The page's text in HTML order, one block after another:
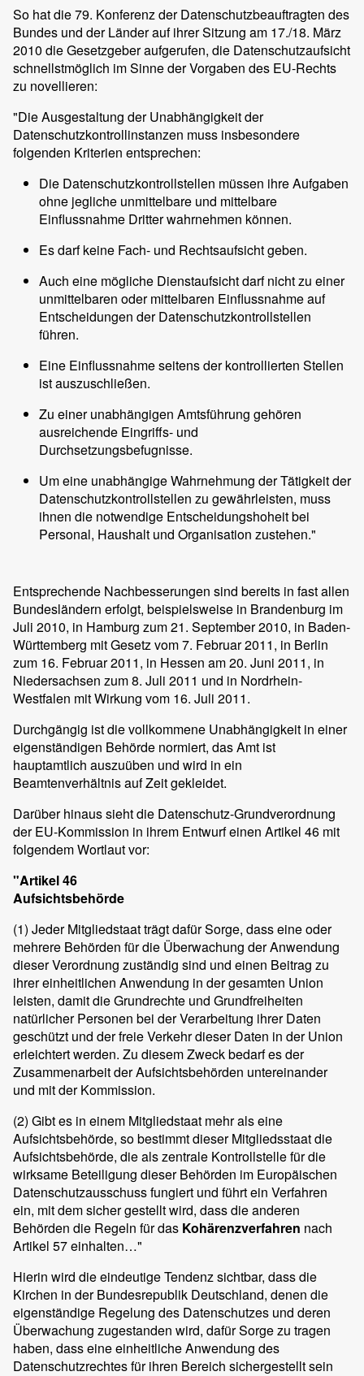
So hat die 79. Konferenz der Datenschutzbeauftragten des
Bundes und der Länder auf ihrer Sitzung am 17./18. März
2010 die Gesetzgeber aufgerufen, die Datenschutzaufsicht
schnellstmöglich im Sinne der Vorgaben des EU-Rechts
zu novellieren:
"Die Ausgestaltung der Unabhängigkeit der
Datenschutzkontrollinstanzen muss insbesondere
folgenden Kriterien entsprechen:
Die Datenschutzkontrollstellen müssen ihre Aufgaben
ohne jegliche unmittelbare und mittelbare
Einflussnahme Dritter wahrnehmen können.
Es darf keine Fach- und Rechtsaufsicht geben.
Auch eine mögliche Dienstaufsicht darf nicht zu einer
unmittelbaren oder mittelbaren Einflussnahme auf
Entscheidungen der Datenschutzkontrollstellen
führen.
Eine Einflussnahme seitens der kontrollierten Stellen
ist auszuschließen.
Zu einer unabhängigen Amtsführung gehören
ausreichende Eingriffs- und
Durchsetzungsbefugnisse.
Um eine unabhängige Wahrnehmung der Tätigkeit der
Datenschutzkontrollstellen zu gewährleisten, muss
ihnen die notwendige Entscheidungshoheit bei
Personal, Haushalt und Organisation zustehen."
Entsprechende Nachbesserungen sind bereits in fast allen
Bundesländern erfolgt, beispielsweise in Brandenburg im
Juli 2010, in Hamburg zum 21. September 2010, in Baden-
Württemberg mit Gesetz vom 7. Februar 2011, in Berlin
zum 16. Februar 2011, in Hessen am 20. Juni 2011, in
Niedersachsen zum 8. Juli 2011 und in Nordrhein-
Westfalen mit Wirkung vom 16. Juli 2011.
Durchgängig ist die vollkommene Unabhängigkeit in einer
eigenständigen Behörde normiert, das Amt ist
hauptamtlich auszuüben und wird in ein
Beamtenverhältnis auf Zeit gekleidet.
Darüber hinaus sieht die Datenschutz-Grundverordnung
der EU-Kommission in ihrem Entwurf einen Artikel 46 mit
folgendem Wortlaut vor:
"Artikel 46
Aufsichtsbehörde
(1) Jeder Mitgliedstaat trägt dafür Sorge, dass eine oder
mehrere Behörden für die Überwachung der Anwendung
dieser Verordnung zuständig sind und einen Beitrag zu
ihrer einheitlichen Anwendung in der gesamten Union
leisten, damit die Grundrechte und Grundfreiheiten
natürlicher Personen bei der Verarbeitung ihrer Daten
geschützt und der freie Verkehr dieser Daten in der Union
erleichtert werden. Zu diesem Zweck bedarf es der
Zusammenarbeit der Aufsichtsbehörden untereinander
und mit der Kommission.
(2) Gibt es in einem Mitgliedstaat mehr als eine
Aufsichtsbehörde, so bestimmt dieser Mitgliedsstaat die
Aufsichtsbehörde, die als zentrale Kontrollstelle für die
wirksame Beteiligung dieser Behörden im Europäischen
Datenschutzausschuss fungiert und führt ein Verfahren
ein, mit dem sicher gestellt wird, dass die anderen
Behörden die Regeln für das Kohärenzverfahren nach
Artikel 57 einhalten…"
Hierin wird die eindeutige Tendenz sichtbar, dass die
Kirchen in der Bundesrepublik Deutschland, denen die
eigenständige Regelung des Datenschutzes und deren
Überwachung zugestanden wird, dafür Sorge zu tragen
haben, dass eine einheitliche Anwendung des
Datenschutzrechtes für ihren Bereich sichergestellt sein